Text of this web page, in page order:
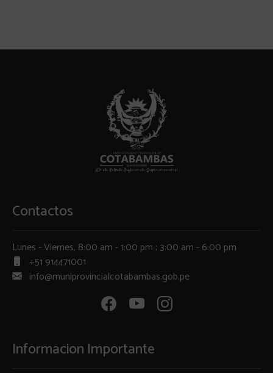
Contactos
Lunes - Viernes, 8:00 am - 1:00 pm ; 3:00 am - 6:00 pm
+51 914471001
info@muniprovincialcotabambas.gob.pe
Informacion Importante